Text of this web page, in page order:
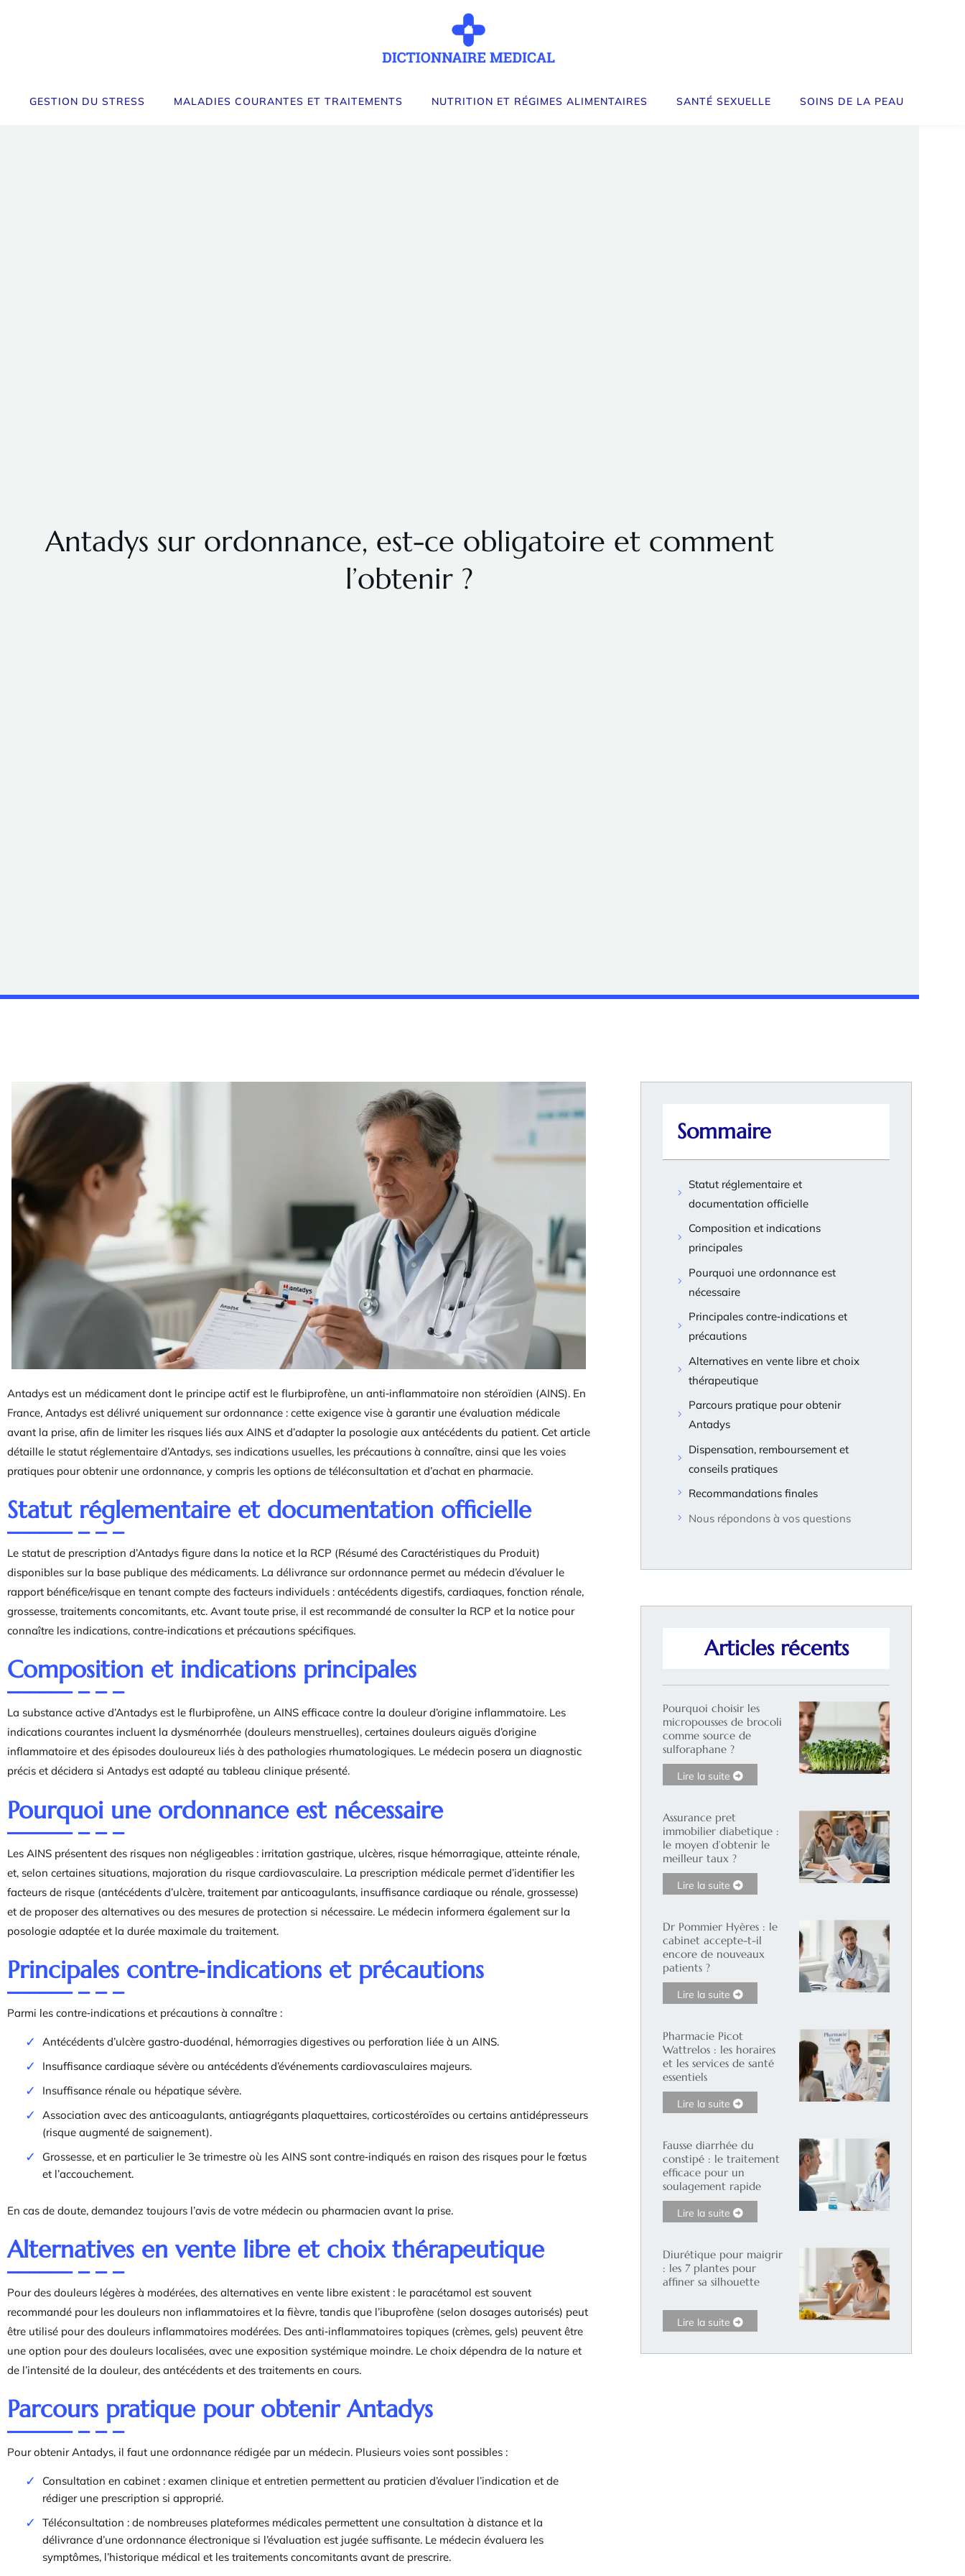
GESTION DU STRESS MALADIES COURANTES ET TRAITEMENTS NUTRITION ET RÉGIMES ALIMENTAIRES SANTÉ SEXUELLE SOINS DE LA PEAU
Antadys sur ordonnance, est-ce obligatoire et comment
l’obtenir ?
Antadys est un médicament dont le principe actif est le flurbiprofène, un anti‑inflammatoire non stéroïdien (AINS). En
France, Antadys est délivré uniquement sur ordonnance : cette exigence vise à garantir une évaluation médicale
avant la prise, afin de limiter les risques liés aux AINS et d’adapter la posologie aux antécédents du patient. Cet article
détaille le statut réglementaire d’Antadys, ses indications usuelles, les précautions à connaître, ainsi que les voies
pratiques pour obtenir une ordonnance, y compris les options de téléconsultation et d’achat en pharmacie.
Statut réglementaire et documentation officielle
Le statut de prescription d’Antadys figure dans la notice et la RCP (Résumé des Caractéristiques du Produit)
disponibles sur la base publique des médicaments. La délivrance sur ordonnance permet au médecin d’évaluer le
rapport bénéfice/risque en tenant compte des facteurs individuels : antécédents digestifs, cardiaques, fonction rénale,
grossesse, traitements concomitants, etc. Avant toute prise, il est recommandé de consulter la RCP et la notice pour
connaître les indications, contre‑indications et précautions spécifiques.
Composition et indications principales
La substance active d’Antadys est le flurbiprofène, un AINS efficace contre la douleur d’origine inflammatoire. Les
indications courantes incluent la dysménorrhée (douleurs menstruelles), certaines douleurs aiguës d’origine
inflammatoire et des épisodes douloureux liés à des pathologies rhumatologiques. Le médecin posera un diagnostic
précis et décidera si Antadys est adapté au tableau clinique présenté.
Pourquoi une ordonnance est nécessaire
Les AINS présentent des risques non négligeables : irritation gastrique, ulcères, risque hémorragique, atteinte rénale,
et, selon certaines situations, majoration du risque cardiovasculaire. La prescription médicale permet d’identifier les
facteurs de risque (antécédents d’ulcère, traitement par anticoagulants, insuffisance cardiaque ou rénale, grossesse)
et de proposer des alternatives ou des mesures de protection si nécessaire. Le médecin informera également sur la
posologie adaptée et la durée maximale du traitement.
Principales contre‑indications et précautions
Parmi les contre‑indications et précautions à connaître :
Antécédents d’ulcère gastro‑duodénal, hémorragies digestives ou perforation liée à un AINS.
Insuffisance cardiaque sévère ou antécédents d’événements cardiovasculaires majeurs.
Insuffisance rénale ou hépatique sévère.
Association avec des anticoagulants, antiagrégants plaquettaires, corticostéroïdes ou certains antidépresseurs
(risque augmenté de saignement).
Grossesse, et en particulier le 3e trimestre où les AINS sont contre‑indiqués en raison des risques pour le fœtus
et l’accouchement.
En cas de doute, demandez toujours l’avis de votre médecin ou pharmacien avant la prise.
Alternatives en vente libre et choix thérapeutique
Pour des douleurs légères à modérées, des alternatives en vente libre existent : le paracétamol est souvent
recommandé pour les douleurs non inflammatoires et la fièvre, tandis que l’ibuprofène (selon dosages autorisés) peut
être utilisé pour des douleurs inflammatoires modérées. Des anti‑inflammatoires topiques (crèmes, gels) peuvent être
une option pour des douleurs localisées, avec une exposition systémique moindre. Le choix dépendra de la nature et
de l’intensité de la douleur, des antécédents et des traitements en cours.
Parcours pratique pour obtenir Antadys
Pour obtenir Antadys, il faut une ordonnance rédigée par un médecin. Plusieurs voies sont possibles :
Consultation en cabinet : examen clinique et entretien permettent au praticien d’évaluer l’indication et de
rédiger une prescription si approprié.
Téléconsultation : de nombreuses plateformes médicales permettent une consultation à distance et la
délivrance d’une ordonnance électronique si l’évaluation est jugée suffisante. Le médecin évaluera les
symptômes, l’historique médical et les traitements concomitants avant de prescrire.
Sommaire
Statut réglementaire et
documentation officielle
Composition et indications
principales
Pourquoi une ordonnance est
nécessaire
Principales contre‑indications et
précautions
Alternatives en vente libre et choix
thérapeutique
Parcours pratique pour obtenir
Antadys
Dispensation, remboursement et
conseils pratiques
Recommandations finales
Nous répondons à vos questions
Articles récents
Pourquoi choisir les
micropousses de brocoli
comme source de
sulforaphane ?
Lire la suite
Assurance pret
immobilier diabetique :
le moyen d’obtenir le
meilleur taux ?
Lire la suite
Dr Pommier Hyères : le
cabinet accepte-t-il
encore de nouveaux
patients ?
Lire la suite
Pharmacie Picot
Wattrelos : les horaires
et les services de santé
essentiels
Lire la suite
Fausse diarrhée du
constipé : le traitement
efficace pour un
soulagement rapide
Lire la suite
Diurétique pour maigrir
: les 7 plantes pour
affiner sa silhouette
Lire la suite